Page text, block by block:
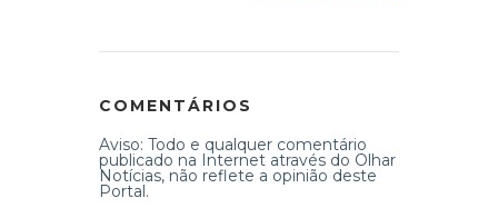
COMENTÁRIOS
Aviso: Todo e qualquer comentário
publicado na Internet através do Olhar
Notícias, não reflete a opinião deste
Portal.